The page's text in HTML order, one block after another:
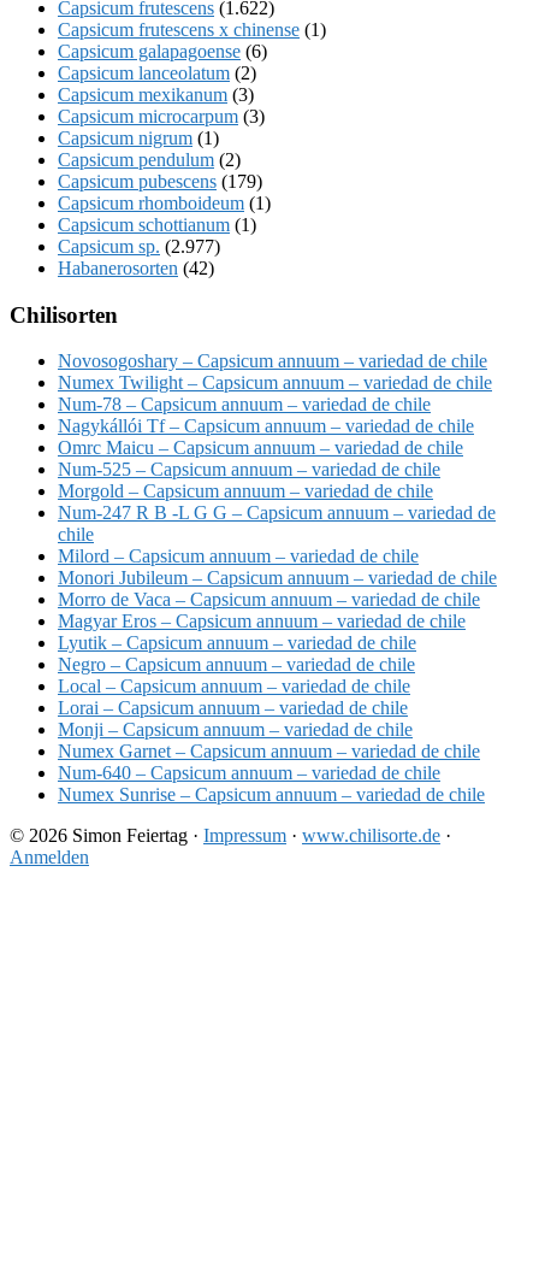
Capsicum frutescens (1.622)
Capsicum frutescens x chinense (1)
Capsicum galapagoense (6)
Capsicum lanceolatum (2)
Capsicum mexikanum (3)
Capsicum microcarpum (3)
Capsicum nigrum (1)
Capsicum pendulum (2)
Capsicum pubescens (179)
Capsicum rhomboideum (1)
Capsicum schottianum (1)
Capsicum sp. (2.977)
Habanerosorten (42)
Chilisorten
Novosogoshary – Capsicum annuum – variedad de chile
Numex Twilight – Capsicum annuum – variedad de chile
Num-78 – Capsicum annuum – variedad de chile
Nagykállói Tf – Capsicum annuum – variedad de chile
Omrc Maicu – Capsicum annuum – variedad de chile
Num-525 – Capsicum annuum – variedad de chile
Morgold – Capsicum annuum – variedad de chile
Num-247 R B -L G G – Capsicum annuum – variedad de
chile
Milord – Capsicum annuum – variedad de chile
Monori Jubileum – Capsicum annuum – variedad de chile
Morro de Vaca – Capsicum annuum – variedad de chile
Magyar Eros – Capsicum annuum – variedad de chile
Lyutik – Capsicum annuum – variedad de chile
Negro – Capsicum annuum – variedad de chile
Local – Capsicum annuum – variedad de chile
Lorai – Capsicum annuum – variedad de chile
Monji – Capsicum annuum – variedad de chile
Numex Garnet – Capsicum annuum – variedad de chile
Num-640 – Capsicum annuum – variedad de chile
Numex Sunrise – Capsicum annuum – variedad de chile
© 2026 Simon Feiertag · Impressum · www.chilisorte.de ·
Anmelden